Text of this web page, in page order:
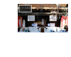
日誌